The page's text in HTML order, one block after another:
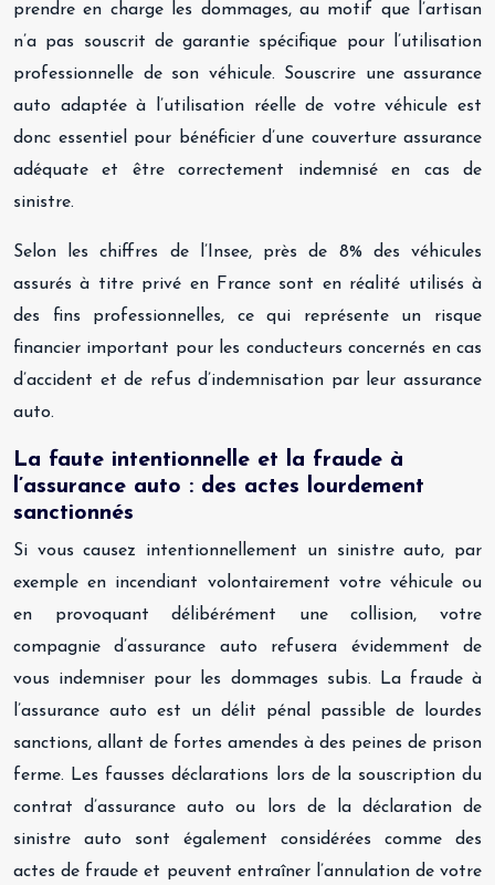
prendre en charge les dommages, au motif que l’artisan
n’a pas souscrit de garantie spécifique pour l’utilisation
professionnelle de son véhicule. Souscrire une assurance
auto adaptée à l’utilisation réelle de votre véhicule est
donc essentiel pour bénéficier d’une couverture assurance
adéquate et être correctement indemnisé en cas de
sinistre.
Selon les chiffres de l’Insee, près de 8% des véhicules
assurés à titre privé en France sont en réalité utilisés à
des fins professionnelles, ce qui représente un risque
financier important pour les conducteurs concernés en cas
d’accident et de refus d’indemnisation par leur assurance
auto.
La faute intentionnelle et la fraude à
l’assurance auto : des actes lourdement
sanctionnés
Si vous causez intentionnellement un sinistre auto, par
exemple en incendiant volontairement votre véhicule ou
en provoquant délibérément une collision, votre
compagnie d’assurance auto refusera évidemment de
vous indemniser pour les dommages subis. La fraude à
l’assurance auto est un délit pénal passible de lourdes
sanctions, allant de fortes amendes à des peines de prison
ferme. Les fausses déclarations lors de la souscription du
contrat d’assurance auto ou lors de la déclaration de
sinistre auto sont également considérées comme des
actes de fraude et peuvent entraîner l’annulation de votre